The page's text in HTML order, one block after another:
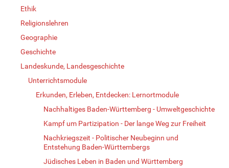
Ethik
Religionslehren
Geographie
Geschichte
Landeskunde, Landesgeschichte
Unterrichtsmodule
Erkunden, Erleben, Entdecken: Lernortmodule
Nachhaltiges Baden-Württemberg - Umweltgeschichte
Kampf um Partizipation - Der lange Weg zur Freiheit
Nachkriegszeit - Politischer Neubeginn und
Entstehung Baden-Württembergs
Jüdisches Leben in Baden und Württemberg